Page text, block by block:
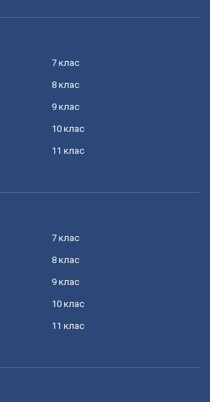
7 клас
8 клас
9 клас
10 клас
11 клас
7 клас
8 клас
9 клас
10 клас
11 клас